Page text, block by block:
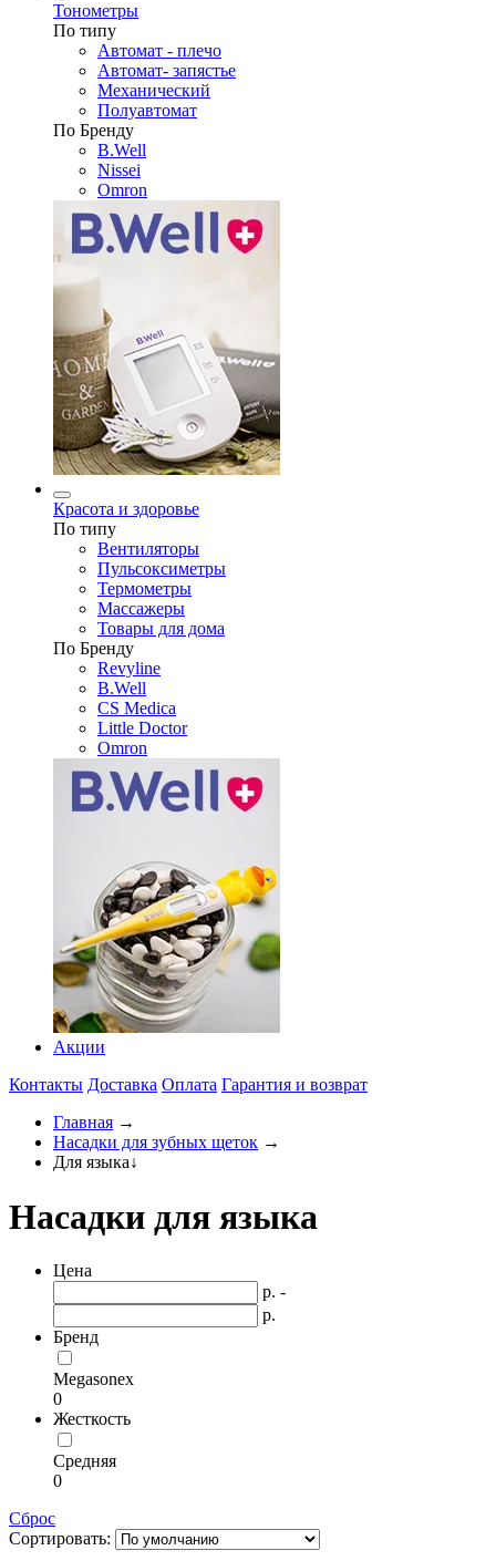
Тонометры
По типу
Автомат - плечо
Автомат- запястье
Механический
Полуавтомат
По Бренду
B.Well
Nissei
Omron
Красота и здоровье
По типу
Вентиляторы
Пульсоксиметры
Термометры
Массажеры
Товары для дома
По Бренду
Revyline
B.Well
CS Medica
Little Doctor
Omron
Акции
Контакты Доставка Оплата Гарантия и возврат
Главная →
Насадки для зубных щеток →
Для языка↓
Насадки для языка
Цена
р. -
р.
Бренд
Megasonex
0
Жесткость
Средняя
0
Сброс
Сортировать: